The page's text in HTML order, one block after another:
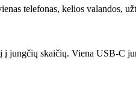
telefonas, kelios valandos,
į jungčių skaičių. Viena USB-C